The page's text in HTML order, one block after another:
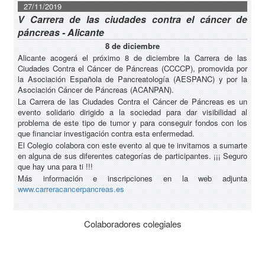
27/11/2019
V Carrera de las ciudades contra el cáncer de
páncreas - Alicante
8 de diciembre
Alicante acogerá el próximo 8 de diciembre la Carrera de las
Ciudades Contra el Cáncer de Páncreas (CCCCP), promovida por
la Asociación Española de Pancreatología (AESPANC) y por la
Asociación Cáncer de Páncreas (ACANPAN).
La Carrera de las Ciudades Contra el Cáncer de Páncreas es un
evento solidario dirigido a la sociedad para dar visibilidad al
problema de este tipo de tumor y para conseguir fondos con los
que financiar investigación contra esta enfermedad.
El Colegio colabora con este evento al que te invitamos a sumarte
en alguna de sus diferentes categorías de participantes. ¡¡¡ Seguro
que hay una para ti !!!
Más información e inscripciones en la web adjunta
www.carreracancerpancreas.es
Colaboradores colegiales